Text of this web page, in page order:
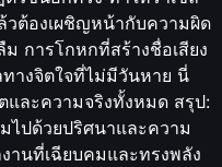
วต้องเผชิญหน้ากับความผิด
การโกหกที่สร้างชื่อเสียง
างจิตใจที่ไม่มีวันหาย นี่
และความจริงทั้งหมด สรุป:
ไปด้วยปริศนาและความ
านที่เฉียบคมและทรงพลัง